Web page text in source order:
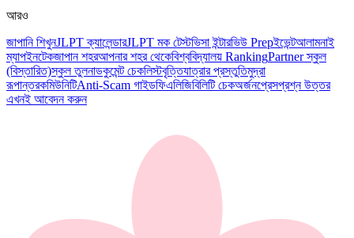
আরও
জাপানি শিখুনJLPT ক্যালেন্ডারJLPT মক টেস্টভিসা ইন্টারভিউ Prepইভেন্টআলামনাই
ম্যাপইনটেকজাপান শহরআপনার শহর থেকেবিশ্ববিদ্যালয় RankingPartner স্কুল
(বিস্তারিত)স্কুল তুলনাডকুমেন্ট চেকলিস্টবৃত্তিযাত্রার প্রস্তুতিমুদ্রা
রূপান্তরকমিউনিটিAnti-Scam গাইডফিএলিজিবিলিটি চেকঅর্জনপ্রেসপ্রশ্ন উত্তর
এখনই আবেদন করুন